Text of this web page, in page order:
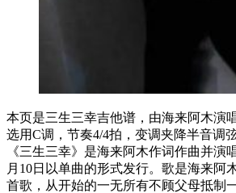
本页是三生三幸吉他谱，由海来阿木演
选用C调，节奏4/4拍，变调夹降半音调
《三生三幸》是海来阿木作词作曲并演
月10日以单曲的形式发行。歌是海来阿
首歌，从开始的一无所有不顾父母抵制